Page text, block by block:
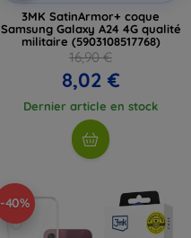
3MK SatinArmor+ coque
Samsung Galaxy A24 4G qualité
militaire (5903108517768)
16,90 €
8,02 €
Dernier article en stock
-40%